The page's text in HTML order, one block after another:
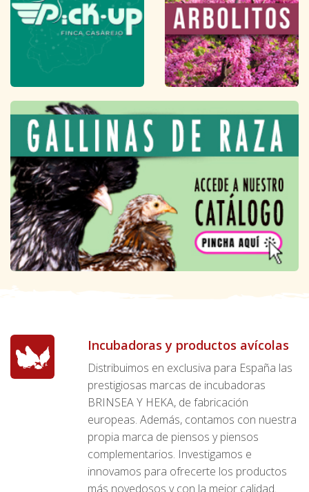
Incubadoras y productos avícolas
Distribuimos en exclusiva para España las
prestigiosas marcas de incubadoras
BRINSEA Y HEKA, de fabricación
europeas. Además, contamos con nuestra
propia marca de piensos y piensos
complementarios. Investigamos e
innovamos para ofrecerte los productos
más novedosos y con la mejor calidad.